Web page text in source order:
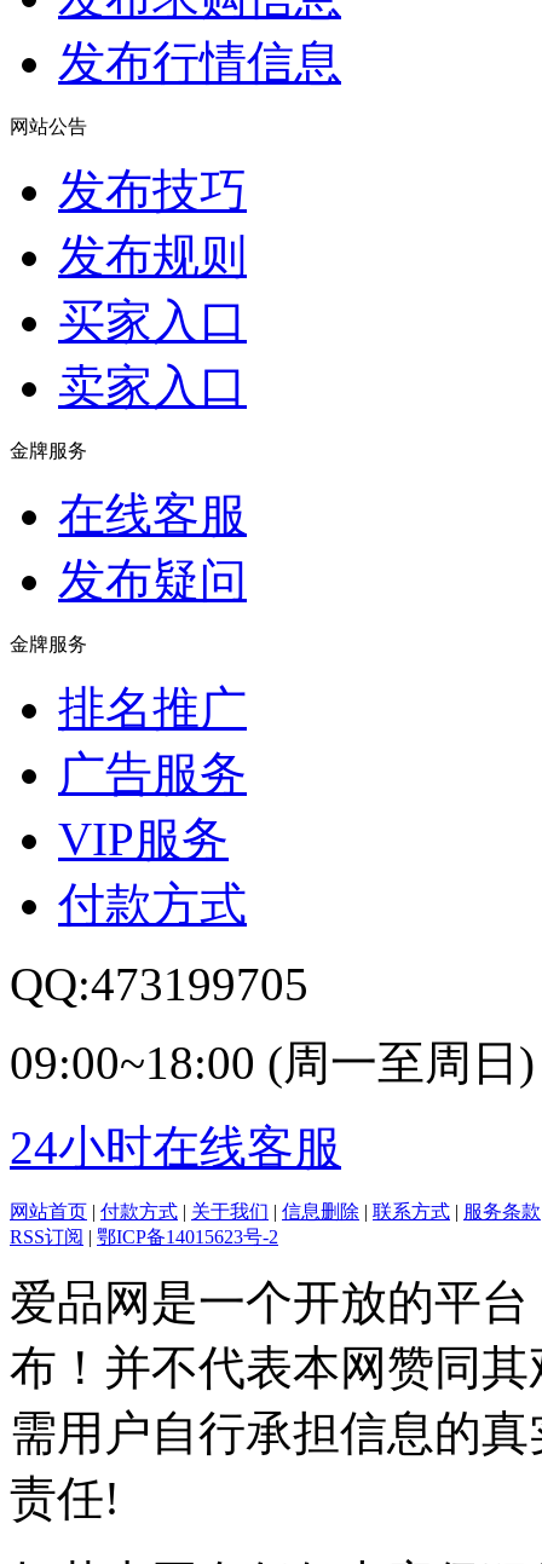
发布行情信息
网站公告
发布技巧
发布规则
买家入口
卖家入口
金牌服务
在线客服
发布疑问
金牌服务
排名推广
广告服务
VIP服务
付款方式
QQ:473199705
09:00~18:00 (周一至周日)
24小时在线客服
网站首页 | 付款方式 | 关于我们 | 信息删除 | 联系方式 | 服务条款
RSS订阅 | 鄂ICP备14015623号-2
爱品网是一个开放的平
布！并不代表本网赞同
需用户自行承担信息的
责任!